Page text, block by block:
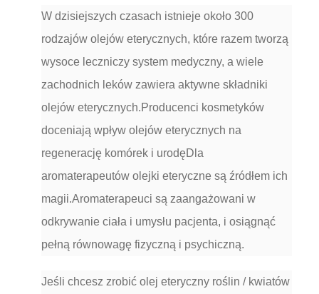
W dzisiejszych czasach istnieje około 300
rodzajów olejów eterycznych, które razem tworzą
wysoce leczniczy system medyczny, a wiele
zachodnich leków zawiera aktywne składniki
olejów eterycznych.Producenci kosmetyków
doceniają wpływ olejów eterycznych na
regenerację komórek i urodęDla
aromaterapeutów olejki eteryczne są źródłem ich
magii.Aromaterapeuci są zaangażowani w
odkrywanie ciała i umysłu pacjenta, i osiągnąć
pełną równowagę fizyczną i psychiczną.
Jeśli chcesz zrobić olej eteryczny roślin / kwiatów